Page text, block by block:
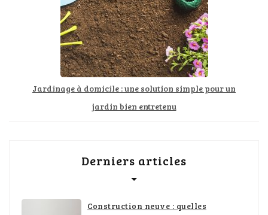
Jardinage à domicile : une solution simple pour un
jardin bien entretenu
Derniers articles
Construction neuve : quelles